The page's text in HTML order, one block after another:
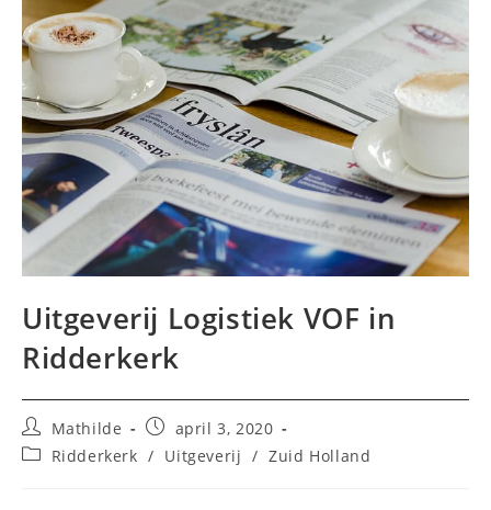
Uitgeverij Logistiek VOF in
Ridderkerk
Bericht
auteur:
Mathilde
Bericht
gepubliceerd
op:
april 3, 2020
Berichtcategorie:
Ridderkerk / Uitgeverij / Zuid Holland